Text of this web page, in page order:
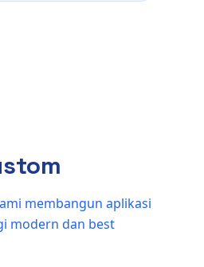
membangun aplikasi
modern dan best